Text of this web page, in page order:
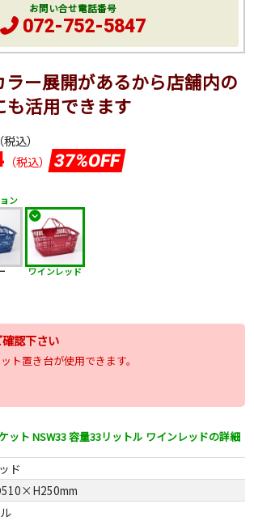
ラー展開があるから店舗内の
も活用できます
（税込）
（税込） 37%OFF
ン
ワインレッド
認下さい
置き台が使用できます。
ット NSW33 容量33リットル ワインレッドの詳細
ド
お問い合せ電話番号
072-752-5847